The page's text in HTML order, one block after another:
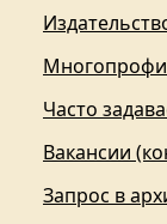
Часто
Вакансии
Запрос в